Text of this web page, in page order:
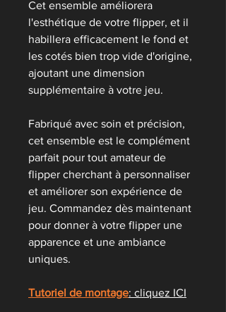
Cet ensemble améliorera
l'esthétique de votre flipper, et il
habillera efficacement le fond et
les cotés bien trop vide d'origine,
ajoutant une dimension
supplémentaire à votre jeu.
Fabriqué avec soin et précision,
cet ensemble est le complément
parfait pour tout amateur de
flipper cherchant à personnaliser
et améliorer son expérience de
jeu. Commandez dès maintenant
pour donner à votre flipper une
apparence et une ambiance
uniques.
Tutoriel de montage: cliquez ICI